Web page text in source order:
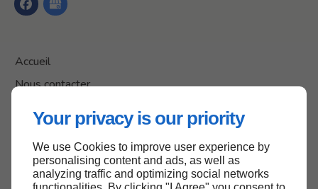
Your privacy is our priority
We use Cookies to improve user experience by
personalising content and ads, as well as
analyzing traffic and optimizing social networks
Accueil
Nous contacter
Plan du site